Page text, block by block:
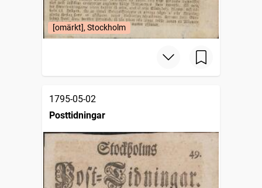
[omärkt], Stockholm
1795-05-02
Posttidningar